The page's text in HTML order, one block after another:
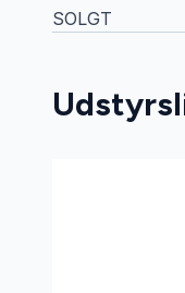
SOLGT